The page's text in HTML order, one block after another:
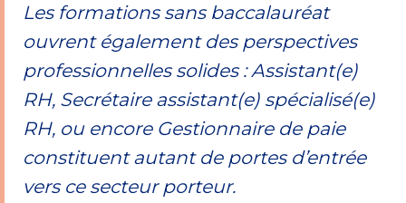
Les formations sans baccalauréat
ouvrent également des perspectives
professionnelles solides : Assistant(e)
RH, Secrétaire assistant(e) spécialisé(e)
RH, ou encore Gestionnaire de paie
constituent autant de portes d’entrée
vers ce secteur porteur.